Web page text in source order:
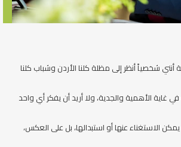
أنني شخصياً أنظر إلى مظلة كلنا الأردن وشباب كلنا
غاية الأهمية والجدية، ولا أريد أن يفكر أي واحد
الاستغناء عنها أو استبدالها، بل على العكس،